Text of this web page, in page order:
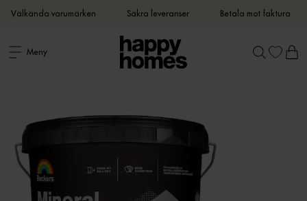
Välkända varumärken Säkra leveranser Betala mot faktura
Meny